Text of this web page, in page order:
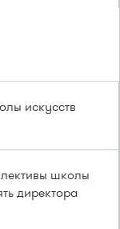
искусств
школы
директора